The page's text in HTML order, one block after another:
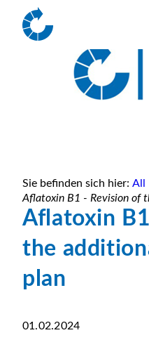
Sie befinden sich hier: All
Aflatoxin B1 - Revision of
Aflatoxin
the
plan
01.02.2024